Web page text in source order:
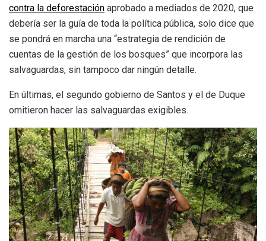
contra la deforestación aprobado a mediados de 2020, que
debería ser la guía de toda la política pública, solo dice que
se pondrá en marcha una “estrategia de rendición de
cuentas de la gestión de los bosques” que incorpora las
salvaguardas, sin tampoco dar ningún detalle.
En últimas, el segundo gobierno de Santos y el de Duque
omitieron hacer las salvaguardas exigibles.